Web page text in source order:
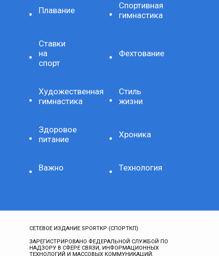
Плавание
Спортивная
гимнастика
Ставки
на
спорт
Фехтование
Художественная
гимнастика
Стиль
жизни
Здоровое
питание
Хроника
Важно Технология
СЕТЕВОЕ ИЗДАНИЕ SPORTKP (СПОРТКП)
ЗАРЕГИСТРИРОВАНО ФЕДЕРАЛЬНОЙ СЛУЖБОЙ ПО
НАДЗОРУ В СФЕРЕ СВЯЗИ, ИНФОРМАЦИОННЫХ
ТЕХНОЛОГИЙ И МАССОВЫХ КОММУНИКАЦИЙ,